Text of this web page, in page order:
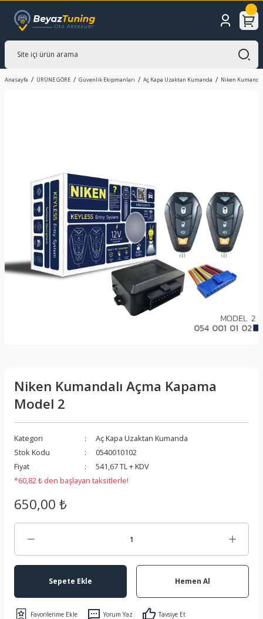
Anasayfa ÜRÜNE GÖRE Güvenlik Ekipmanları Aç Kapa Uzaktan Kumanda Niken
Niken Kumandalı Açma Kapama
Model 2
Kategori
Aç Kapa Uzaktan Kumanda
Stok Kodu
0540010102
Fiyat
541,67 TL + KDV
*60,82 ₺ den başlayan taksitlerle!
650,00 ₺
Sepete Ekle Hemen Al
Yorum Yaz Tavsiye Et